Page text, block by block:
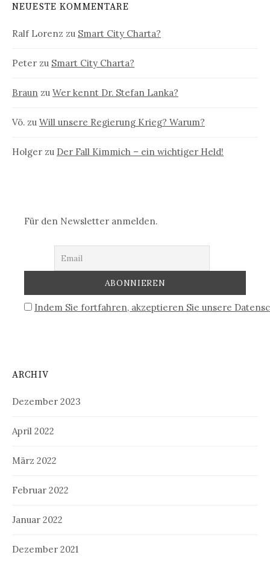
NEUESTE KOMMENTARE
Ralf Lorenz zu Smart City Charta?
Peter zu Smart City Charta?
Braun zu Wer kennt Dr. Stefan Lanka?
Vö. zu Will unsere Regierung Krieg? Warum?
Holger zu Der Fall Kimmich – ein wichtiger Held!
Für den Newsletter anmelden.
Indem Sie fortfahren, akzeptieren Sie unsere
ARCHIV
Dezember 2023
April 2022
März 2022
Februar 2022
Januar 2022
Dezember 2021